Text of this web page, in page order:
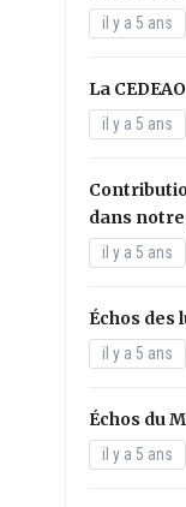
il y a 5 ans
La
il y a 5 ans
dans
il y a 5 ans
Échos des
il y a 5 ans
Échos du
il y a 5 ans